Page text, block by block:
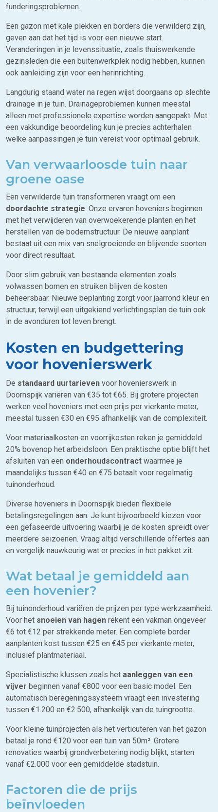
funderingsproblemen.
Een gazon met kale plekken en borders die verwilderd zijn,
geven aan dat het tijd is voor een nieuwe start.
Veranderingen in je levenssituatie, zoals thuiswerkende
gezinsleden die een buitenwerkplek nodig hebben, kunnen
ook aanleiding zijn voor een herinrichting.
Langdurig staand water na regen wijst doorgaans op slechte
drainage in je tuin. Drainageproblemen kunnen meestal
alleen met professionele expertise worden aangepakt. Met
een vakkundige beoordeling kun je precies achterhalen
welke aanpassingen je tuin vereist voor optimaal gebruik.
Van verwaarloosde tuin naar
groene oase
Een verwilderde tuin transformeren vraagt om een
doordachte strategie. Onze ervaren hoveniers beginnen
met het verwijderen van overwoekerende planten en het
herstellen van de bodemstructuur. De nieuwe aanplant
bestaat uit een mix van snelgroeiende en blijvende soorten
voor direct resultaat.
Door slim gebruik van bestaande elementen zoals
volwassen bomen en struiken blijven de kosten
beheersbaar. Nieuwe beplanting zorgt voor jaarrond kleur en
structuur, terwijl een uitgekiend verlichtingsplan de tuin ook
in de avonduren tot leven brengt.
Kosten en budgettering
voor hovenierswerk
De standaard uurtarieven voor hovenierswerk in
Doornspijk variëren van €35 tot €65. Bij grotere projecten
werken veel hoveniers met een prijs per vierkante meter,
meestal tussen €30 en €95 afhankelijk van de complexiteit.
Voor materiaalkosten en voorrijkosten reken je gemiddeld
20% bovenop het arbeidsloon. Een praktische optie blijft het
afsluiten van een onderhoudscontract waarmee je
maandelijks tussen €40 en €75 betaalt voor regelmatig
tuinonderhoud.
Diverse hoveniers in Doornspijk bieden flexibele
betalingsregelingen aan. Je kunt bijvoorbeeld kiezen voor
een gefaseerde uitvoering waarbij je de kosten spreidt over
meerdere seizoenen. Vraag altijd verschillende offertes aan
en vergelijk nauwkeurig wat er precies in het pakket zit.
Wat betaal je gemiddeld aan
een hovenier?
Bij tuinonderhoud variëren de prijzen per type werkzaamheid.
Voor het snoeien van hagen rekent een vakman ongeveer
€6 tot €12 per strekkende meter. Een complete border
aanplanten kost tussen €25 en €45 per vierkante meter,
inclusief plantmateriaal.
Specialistische klussen zoals het aanleggen van een
vijver beginnen vanaf €800 voor een basic model. Een
automatisch beregeningssysteem vraagt een investering
tussen €1.200 en €2.500, afhankelijk van de tuingrootte.
Voor kleine tuinprojecten als het verticuteren van het gazon
betaal je rond €120 voor een tuin van 50m². Grotere
renovaties waarbij grondverbetering nodig blijkt, starten
vanaf €2.000 voor een gemiddelde stadstuin.
Factoren die de prijs
beïnvloeden